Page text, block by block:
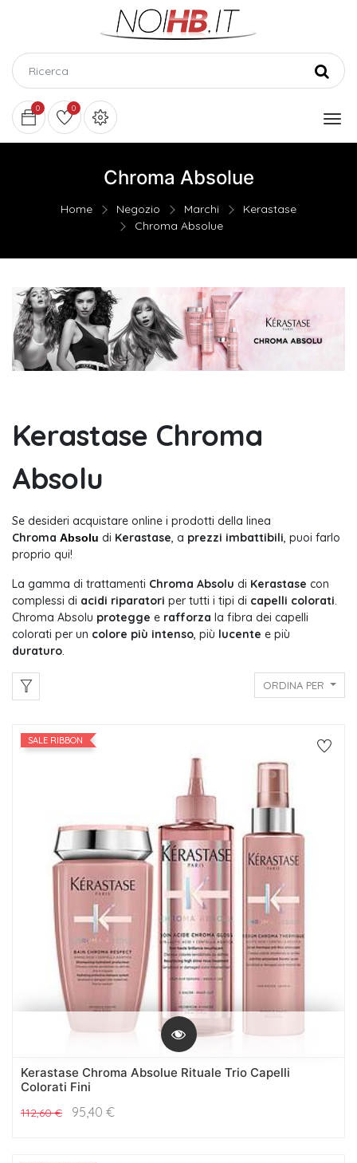
0 0
Chroma Absolue
Home Negozio Marchi
Kerastase
Chroma Absolue
Kerastase Chroma
Absolu
Se desideri acquistare online i prodotti della linea
Chroma Absolu di Kerastase , a prezzi imbattibili , puoi farlo
proprio qui!
La gamma di trattamenti Chroma Absolu di Kerastase con
complessi di acidi riparatori per tutti i tipi di capelli colorati
Chroma Absolu protegge e rafforza la fibra dei capelli
colorati per un colore più intenso , più lucente e più
duraturo
ORDINA PER
SALE RIBBON
Kerastase Chroma Absolue Rituale Trio Capelli
Colorati Fini
112,60€ 95,40 €